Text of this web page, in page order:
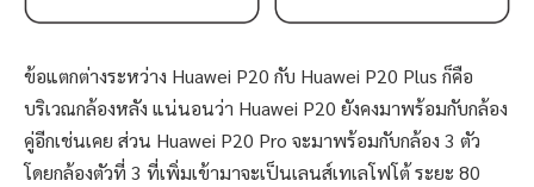
ข้อแตกต่างระหว่าง Huawei P20 กับ Huawei P20 Plus ก็คือ
บริเวณกล้องหลัง แน่นอนว่า Huawei P20 ยังคงมาพร้อมกับกล้อง
คู่อีกเช่นเคย ส่วน Huawei P20 Pro จะมาพร้อมกับกล้อง 3 ตัว
โดยกล้องตัวที่ 3 ที่เพิ่มเข้ามาจะเป็นเลนส์เทเลโฟโต้ ระยะ 80